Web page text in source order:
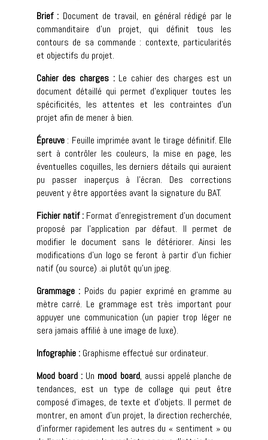
Brief : Document de travail, en général rédigé par le
commanditaire d’un projet, qui définit tous les
contours de sa commande : contexte, particularités
et objectifs du projet.
Cahier des charges :Le cahier des charges est un
document détaillé qui permet d’expliquer toutes les
spécificités, les attentes et les contraintes d’un
projet afin de mener à bien.
Épreuve: Feuille imprimée avant le tirage définitif. Elle
sert à contrôler les couleurs, la mise en page, les
éventuelles coquilles, les derniers détails qui auraient
pu passer inaperçus à l’écran. Des corrections
peuvent y être apportées avant la signature du BAT.
Fichier natif :Format d’enregistrement d’un document
proposé par l’application par défaut. Il permet de
modifier le document sans le détériorer. Ainsi les
modifications d’un logo se feront à partir d’un fichier
natif (ou source) .ai plutôt qu’un jpeg.
Grammage : Poids du papier exprimé en gramme au
mètre carré. Le grammage est très important pour
appuyer une communication (un papier trop léger ne
sera jamais affilié à une image de luxe).
Infographie :Graphisme effectué sur ordinateur.
Mood board : Un mood board, aussi appelé planche de
tendances, est un type de collage qui peut être
composé d’images, de texte et d’objets. Il permet de
montrer, en amont d’un projet, la direction recherchée,
d’informer rapidement les autres du « sentiment » ou